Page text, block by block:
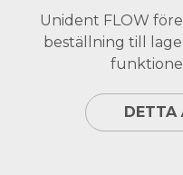
Unident FLOW
beställning till
DETTA